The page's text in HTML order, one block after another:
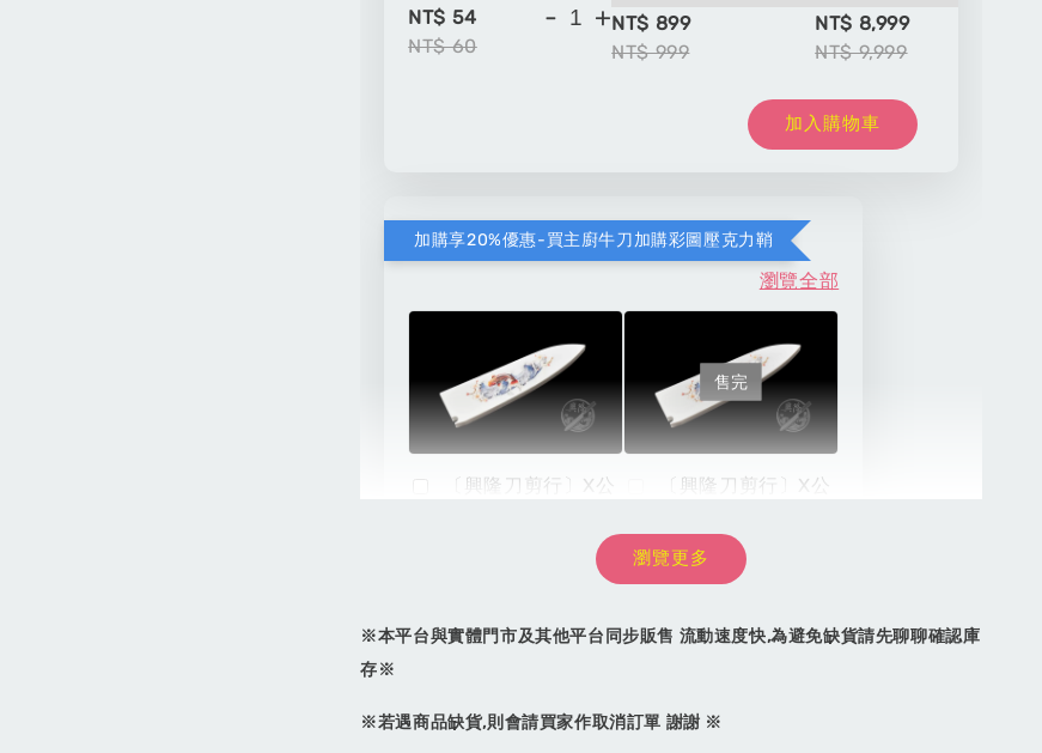
NT$ 54
NT$ 60
- +NT$ 899
NT$ 999
NT$ 8,999
NT$ 9,999
加入購物車
加購享20%優惠-買主廚牛刀加購彩圖壓克力鞘
瀏覽全部
〔興隆刀剪行〕X公
刀240用 彩圖壓克
NT$ 1,200
- +
售完
〔興隆刀剪行〕X公
刀210用 彩圖壓克
力:黑/白
NT$ 1,040
瀏覽更多
※本平台與實體門市及其他平台同步販售 流動速度快,為避免缺貨請先聊聊確認庫
存※
※若遇商品缺貨,則會請買家作取消訂單 謝謝 ※